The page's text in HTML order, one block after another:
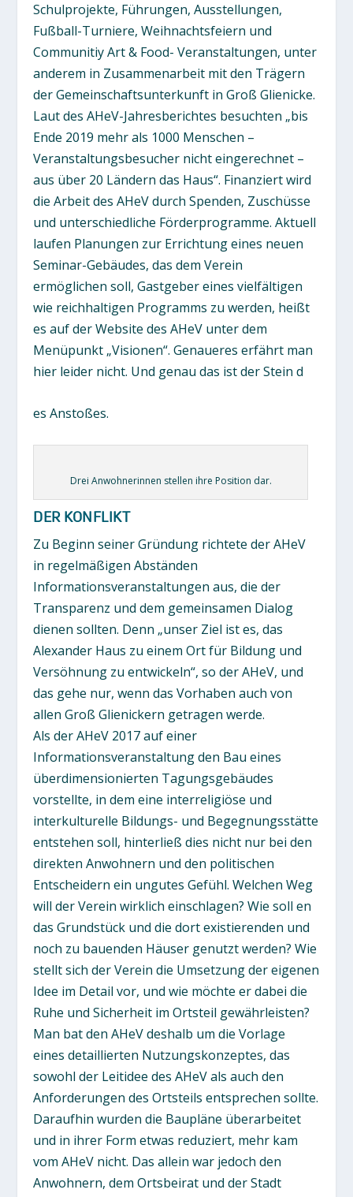
Schulprojekte, Führungen, Ausstellungen,
Fußball-Turniere, Weihnachtsfeiern und
Communitiy Art & Food- Veranstaltungen, unter
anderem in Zusammenarbeit mit den Trägern
der Gemeinschaftsunterkunft in Groß Glienicke.
Laut des AHeV-Jahresberichtes besuchten „bis
Ende 2019 mehr als 1000 Menschen –
Veranstaltungsbesucher nicht eingerechnet –
aus über 20 Ländern das Haus“. Finanziert wird
die Arbeit des AHeV durch Spenden, Zuschüsse
und unterschiedliche Förderprogramme. Aktuell
laufen Planungen zur Errichtung eines neuen
Seminar-Gebäudes, das dem Verein
ermöglichen soll, Gastgeber eines vielfältigen
wie reichhaltigen Programms zu werden, heißt
es auf der Website des AHeV unter dem
Menüpunkt „Visionen“. Genaueres erfährt man
hier leider nicht. Und genau das ist der Stein d
es Anstoßes.
Drei Anwohnerinnen stellen ihre Position dar.
DER KONFLIKT
Zu Beginn seiner Gründung richtete der AHeV
in regelmäßigen Abständen
Informationsveranstaltungen aus, die der
Transparenz und dem gemeinsamen Dialog
dienen sollten. Denn „unser Ziel ist es, das
Alexander Haus zu einem Ort für Bildung und
Versöhnung zu entwickeln“, so der AHeV, und
das gehe nur, wenn das Vorhaben auch von
allen Groß Glienickern getragen werde.
Als der AHeV 2017 auf einer
Informationsveranstaltung den Bau eines
überdimensionierten Tagungsgebäudes
vorstellte, in dem eine interreligiöse und
interkulturelle Bildungs- und Begegnungsstätte
entstehen soll, hinterließ dies nicht nur bei den
direkten Anwohnern und den politischen
Entscheidern ein ungutes Gefühl. Welchen Weg
will der Verein wirklich einschlagen? Wie soll en
das Grundstück und die dort existierenden und
noch zu bauenden Häuser genutzt werden? Wie
stellt sich der Verein die Umsetzung der eigenen
Idee im Detail vor, und wie möchte er dabei die
Ruhe und Sicherheit im Ortsteil gewährleisten?
Man bat den AHeV deshalb um die Vorlage
eines detaillierten Nutzungskonzeptes, das
sowohl der Leitidee des AHeV als auch den
Anforderungen des Ortsteils entsprechen sollte.
Daraufhin wurden die Baupläne überarbeitet
und in ihrer Form etwas reduziert, mehr kam
vom AHeV nicht. Das allein war jedoch den
Anwohnern, dem Ortsbeirat und der Stadt